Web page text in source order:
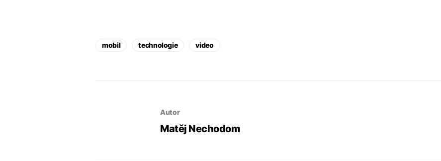
mobil technologie video
Autor
Matěj Nechodom